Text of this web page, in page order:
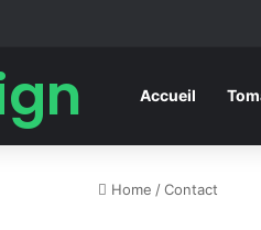
Accueil
Home / Contact